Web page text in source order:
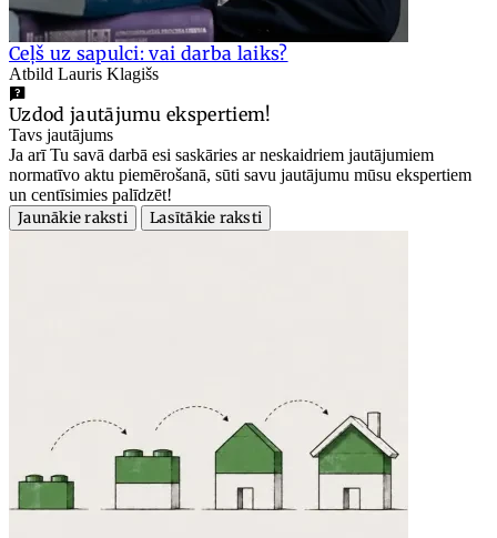
Ceļš uz sapulci: vai darba laiks?
Atbild Lauris Klagišs
Uzdod jautājumu ekspertiem!
Tavs jautājums
Ja arī Tu savā darbā esi saskāries ar neskaidriem jautājumiem
normatīvo aktu piemērošanā, sūti savu jautājumu mūsu ekspertiem
un centīsimies palīdzēt!
Jaunākie raksti
Lasītākie raksti